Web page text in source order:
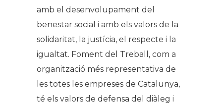
amb el desenvolupament del
benestar social i amb els valors de la
solidaritat, la justícia, el respecte i la
igualtat. Foment del Treball, com a
organització més representativa de
les totes les empreses de Catalunya,
té els valors de defensa del diàleg i